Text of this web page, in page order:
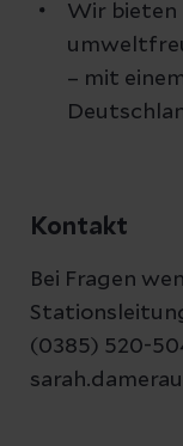
Wir bieten
– mit
Kontakt
Bei Fragen
(0385) 520-